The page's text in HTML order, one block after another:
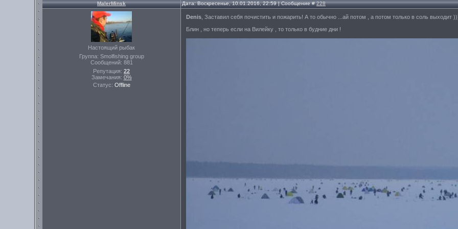
MalerMinsk Дата: Воскресенье, 10.01.2016, 22:59 | Сообщение #228
Настоящий рыбак
Группа: Smolfishing group
Сообщений: 881
Репутация: 22
Замечания: 0%
Статус: Offline
Denis , Заставил себя почистить и пожарить! А то обычно ...ай потом , а потом только в соль выходит
Блин , но теперь если на Вилейку , то только в будние дни !